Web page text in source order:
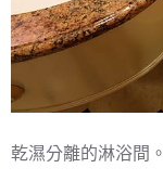
乾濕分離的淋浴間。